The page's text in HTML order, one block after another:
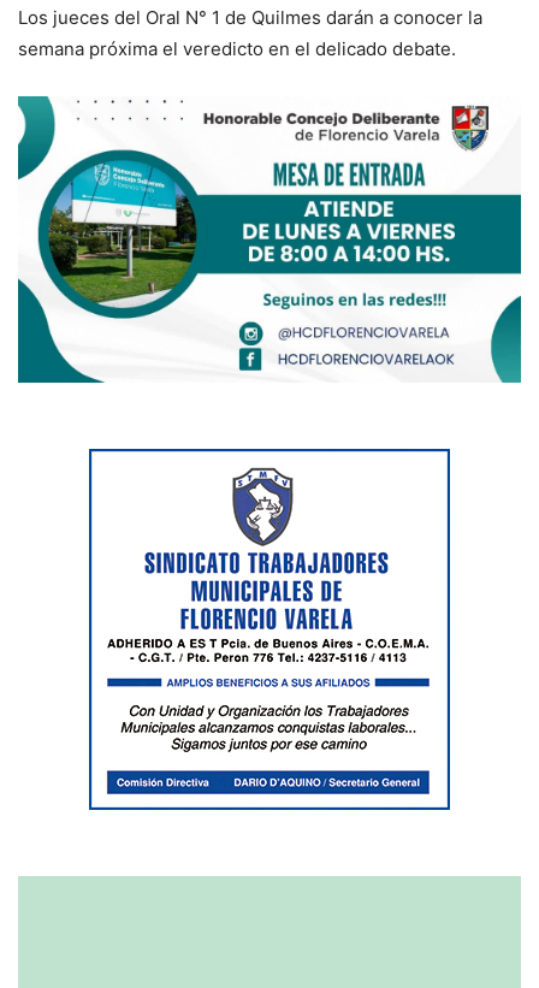
Los jueces del Oral N° 1 de Quilmes darán a conocer la
semana próxima el veredicto en el delicado debate.